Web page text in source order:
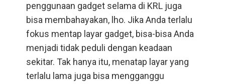
penggunaan gadget selama di KRL juga
bisa membahayakan, lho. Jika Anda terlalu
fokus mentap layar gadget, bisa-bisa Anda
menjadi tidak peduli dengan keadaan
sekitar. Tak hanya itu, menatap layar yang
terlalu lama juga bisa mengganggu